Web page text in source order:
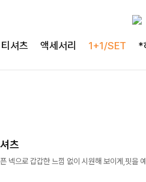
티셔츠 액세서리 1+1/SET *
츠
으로 갑갑한 느낌 없이 시원해 보이게,핏을